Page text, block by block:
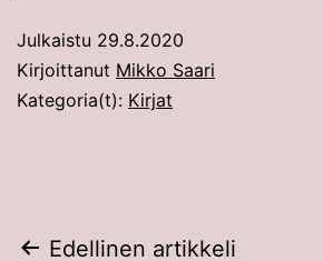
Julkaistu 29.8.2020
Kirjoittanut Mikko Saari
Kategoria(t): Kirjat
Edellinen artikkeli